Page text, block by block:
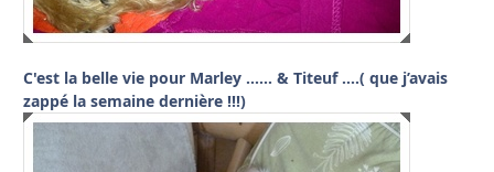
C'est la belle vie pour Marley …… & Titeuf ….( que j’avais
zappé la semaine dernière !!!)